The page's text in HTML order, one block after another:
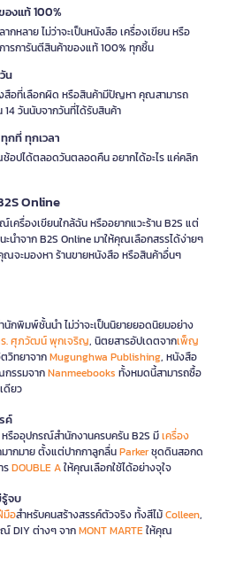
งแท้ 100%
หลาย ไม่ว่าจะเป็นหนังสือ เครื่องเขียน หรือ
รการันตีสินค้าของแท้ 100% ทุกชิ้น
น
งสือที่เลือกผิด หรือสินค้ามีปัญหา คุณสามารถ
วันนับจากวันที่ได้รับสินค้า
กที่ ทุกเวลา
อปได้ตลอดวันตลอดคืน อยากได้อะไร แค่คลิก
Online
ครื่องเขียนใกล้ฉัน หรืออยากแวะร้าน B2S แต่
ะนำจาก B2S Online มาให้คุณเลือกสรรได้ง่ายๆ
จะมองหา ร้านขายหนังสือ หรือสินค้าอื่นๆ
นักพิมพ์ชั้นนำ ไม่ว่าจะเป็นนิยายยอดนิยมอย่าง
. ศุภวัฒน์ พุกเจริญ, นิตยสารอัปเดตจากเพ็ญ
วิทยาจากMugunghwa Publishing, หนังสือ
กรรมจากNanmeebooks ทั้งหมดนี้สามารถซื้อ
ดียว
ค์
รืออุปกรณ์สำนักงานครบครัน B2S มีเครื่อง
มากมาย ตั้งแต่ปากกาลูกลื่นParkerชุดดินสอกด
รDOUBLE Aให้คุณเลือกใช้ได้อย่างจุใจ
จบ
มือสำหรับคนสร้างสรรค์ตัวจริง ทั้งสีไม้Colleen,
DIY ต่างๆ จากMONT MARTEให้คุณ